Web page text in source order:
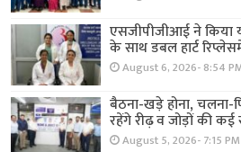
एसजीपीजीआई ने किया
के साथ डबल हार्ट
August 6, 2026- 8:54
बैठना-खड़े होना, चलना-
रहेंगे रीढ़ व जोड़ों की
August 5, 2026- 7:15 PM